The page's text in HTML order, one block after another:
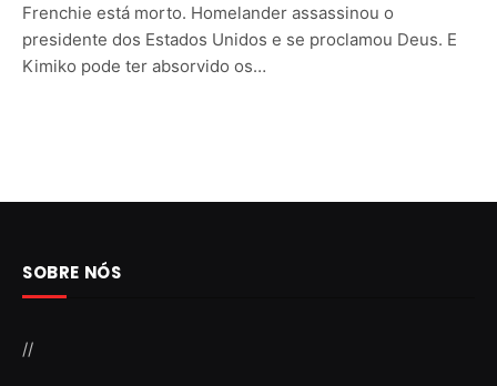
Frenchie está morto. Homelander assassinou o
presidente dos Estados Unidos e se proclamou Deus. E
Kimiko pode ter absorvido os…
SOBRE NÓS
//